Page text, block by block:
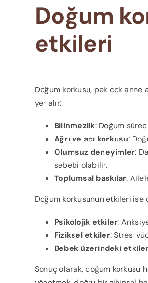
Doğum
etkileri
Doğum korkusu, pek çok anne
yer alır:
Bilinmezlik: Doğum
Ağrı ve acı korkusu:
Olumsuz deneyimler:
sebebi olabilir.
Toplumsal baskılar:
Doğum korkusunun etkileri ise
Psikolojik etkiler:
Fiziksel etkiler: Stres,
Bebek üzerindeki etkiler
Sonuç olarak, doğum korkusu